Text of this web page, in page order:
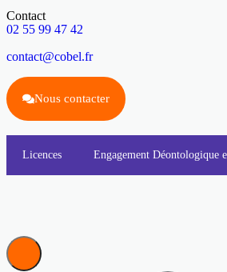
Contact
02 55 99 47 42
contact@cobel.fr
Nous contacter
Licences Engagement Déontologique